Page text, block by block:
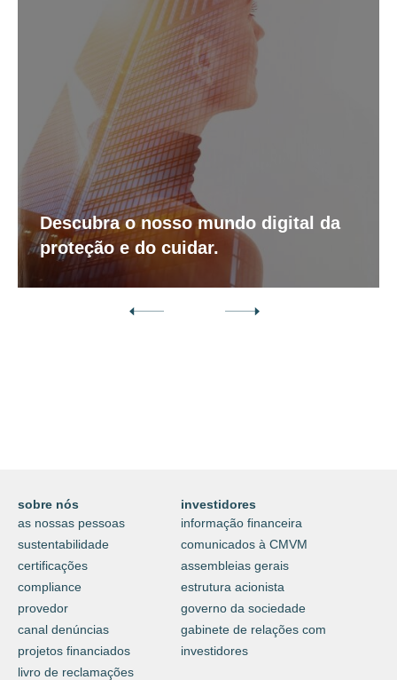
Descubra o nosso mundo digital da
proteção e do cuidar.
sobre nós
as nossas pessoas
sustentabilidade
certificações
compliance
provedor
canal denúncias
projetos financiados
livro de reclamações
investidores
informação financeira
comunicados à CMVM
assembleias gerais
estrutura acionista
governo da sociedade
gabinete de relações com
investidores